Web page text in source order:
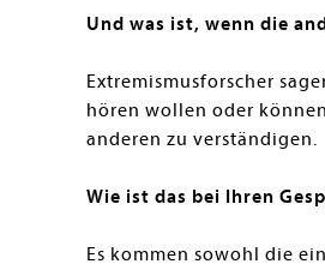
Und was ist, wenn die
Extremismusforscher
hören wollen oder
anderen zu verständigen.
Wie ist das bei Ihren
Es kommen sowohl die